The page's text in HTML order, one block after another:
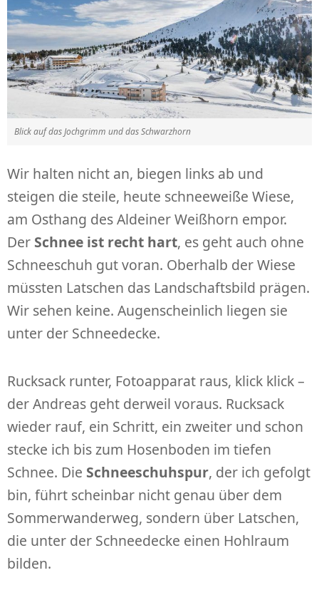
Blick auf das Jochgrimm und das Schwarzhorn
Wir halten nicht an, biegen links ab und
steigen die steile, heute schneeweiße Wiese,
am Osthang des Aldeiner Weißhorn empor.
Der Schnee ist recht hart, es geht auch ohne
Schneeschuh gut voran. Oberhalb der Wiese
müssten Latschen das Landschaftsbild prägen.
Wir sehen keine. Augenscheinlich liegen sie
unter der Schneedecke.
Rucksack runter, Fotoapparat raus, klick klick –
der Andreas geht derweil voraus. Rucksack
wieder rauf, ein Schritt, ein zweiter und schon
stecke ich bis zum Hosenboden im tiefen
Schnee. Die Schneeschuhspur, der ich gefolgt
bin, führt scheinbar nicht genau über dem
Sommerwanderweg, sondern über Latschen,
die unter der Schneedecke einen Hohlraum
bilden.